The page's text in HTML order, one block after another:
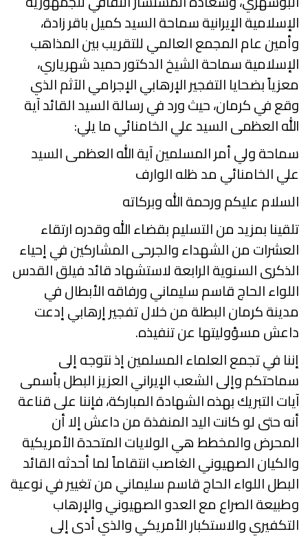
الإسلامية الإيرانية سماحة السيد كميل باقر زادة،
وأمين عام المجمع العالمي للتقريب بين المذاهب
الإسلامية سماحة الشيخ الدكتور حميد شهرياري،
معزياً بضحايا التفجير الإرهابي الإجرامي الآثم الذي
وقع في كرمان، حيث ورد في رسالة السيد القائد آية
الله العظمى السيد علي الخامنائي ما يلي:
سماحة ولي أمر المسلمين آية الله العظمى السيد
علي الخامنائي مد ظله الوارف
السلام عليكم ورحمة الله وبركاته
تلقينا بمزيد من التسليم بقضاء الله وقدره ارتقاء
العشرات من الشهداء والجرحى المشاركين في إحياء
الذكرى السنوية الرابعة لاستشهاد قائد فيلق القدس
اللواء الحاج قاسم سليماني ورفاقه الأبطال في
مدينة كرمان البطلة من خلال تفجير إرهابي إدعت
داعش مسؤوليتها عن تنفيذه.
إننا في تجمع العلماء المسلمين إذ نتوجه إلى
سماحتكم وإلى الشعب الإيراني العزيز البطل بأسمى
آيات التبريك بهذه الشهادة المباركة، فإننا على قناعة
أنه حتى لو كانت اليد المنفذة من داعش إلا أن
المحرض والمخطط هي الولايات المتحدة الأمريكية
والكيان الصهيوني الغاصب انتقاماً لما أحدثه القائد
البطل اللواء الحاج قاسم سليماني من تغيير في نوعية
وطبيعة الصراع مع العدو الصهيوني والإرهاب
التكفيري والاستكبار الأمريكي والذي أدى إلى